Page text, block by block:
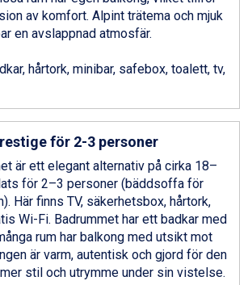
5.595 kr.
från 7.395 kr.
8.545 kr.
från 6.295 kr.
från 6.145 kr.
11.045 kr.
8.245 kr.
från 5.895 kr.
från 8.595 kr.
9.445 kr.
kr.
5.945 kr.
6.945 kr.
kr.
7.095 kr.
av komfort. Alpint trätema och mjuk
en avslappnad atmosfär.
hårtork, minibar, safebox, toalett, tv,
för 2-3 personer
är ett elegant alternativ på cirka 18–
för 2–3 personer (bäddsoffa för
Här finns TV, säkerhetsbox, hårtork,
Wi-Fi. Badrummet har ett badkar med
rum har balkong med utsikt mot
är varm, autentisk och gjord för den
stil och utrymme under sin vistelse.